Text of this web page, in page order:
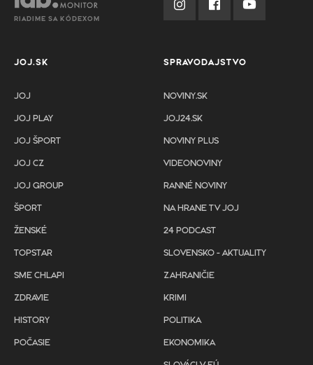
RIADIME SA KÓDEXOM
JOJ.SK
JOJ
JOJ PLAY
JOJ ŠPORT
JOJ CZ
JOJ GROUP
ŠPORT
ŽENSKÉ
TOPSTAR
SME CHLAPI
ZDRAVIE
HISTORY
POČASIE
SPRAVODAJSTVO
NOVINY.SK
JOJ24.SK
NOVINY PLUS
VIDEONOVINY
RANNÉ NOVINY
NA HRANE TV JOJ
24 PODCAST
SLOVENSKO - AKTUALITY
ZAHRANIČIE
KRIMI
POLITIKA
EKONOMIKA